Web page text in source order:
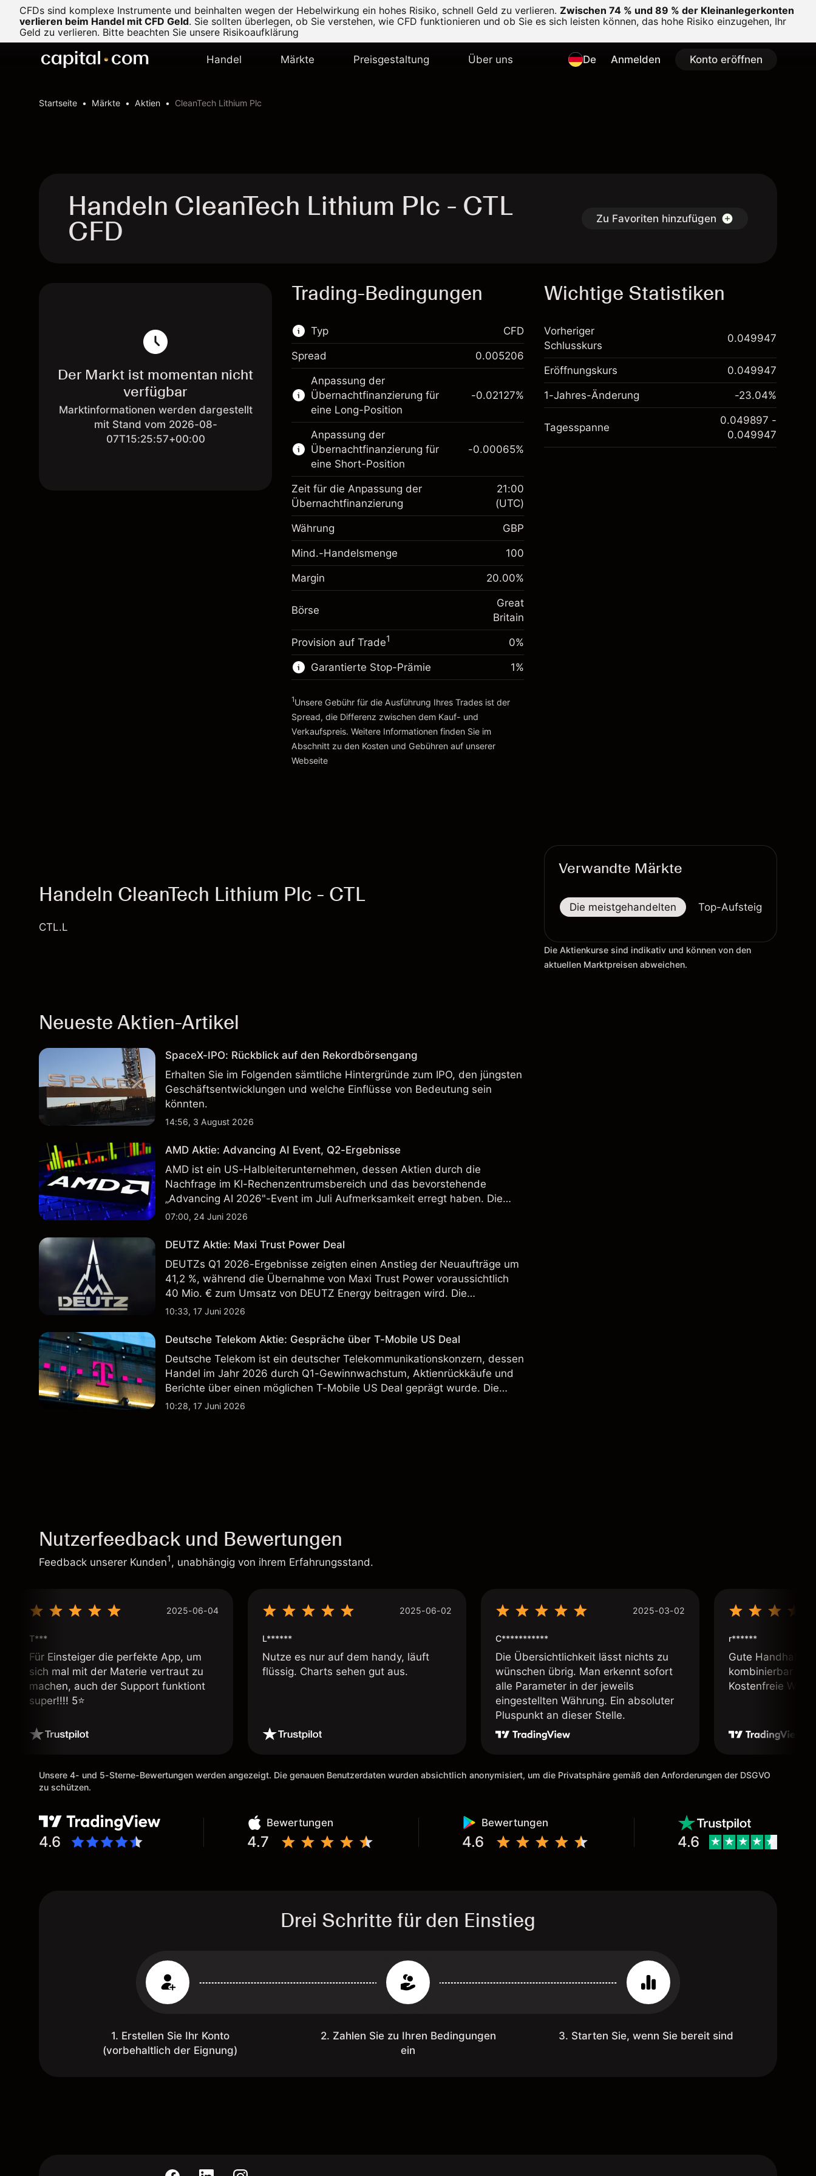
CFDs sind komplexe Instrumente und beinhalten wegen der Hebelwirkung ein hohes Risiko, schnell Geld zu verlieren. Zwischen 74 % und 89 % der Kleinanlegerkonten
verlieren beim Handel mit CFD Geld. Sie sollten überlegen, ob Sie verstehen, wie CFD funktionieren und ob Sie es sich leisten können, das hohe Risiko einzugehen, Ihr
Geld zu verlieren. Bitte beachten Sie unsere Risikoaufklärung
Handel Märkte Preisgestaltung Über uns De Anmelden Konto eröffnen
Startseite Märkte Aktien CleanTech Lithium Plc
Handeln CleanTech Lithium Plc - CTL
CFD Zu Favoriten hinzufügen
Der Markt ist momentan nicht
verfügbar
Marktinformationen werden dargestellt
mit Stand vom 2026-08-
07T15:25:57+00:00
Trading-Bedingungen
Typ
Dieser Finanzmarkt steht für das CFD-Trading
zur Verfügung.
Erfahren Sie mehr über:
CFDs
CFD
Spread 0.005206
Anpassung der
Übernachtfinanzierung für
eine Long-Position
Margin. Ihre Investition
£1,000.00
Anpassung der
Übernachtfinanzierung
Gebühren aus fremdfinanzierten
Positionswert
-0.021271
Positionsgröße mit Hebelwirkung ~
£5,000.00
Geld aus Hebelwirkung ~£4,000.00
Zur Plattform
-0.02127%
Anpassung der
Übernachtfinanzierung für
eine Short-Position
Margin. Ihre Investition
£1,000.00
Gebühren aus fremdfinanzierten
Positionswert
-0.000647
(-£0.03)
Positionsgröße mit Hebelwirkung ~
£5,000.00
Geld aus Hebelwirkung ~£4,000.00
Zur Plattform
-0.00065%
Zeit für die Anpassung der
Übernachtfinanzierung
21:00
(UTC)
Währung GBP
Mind.-Handelsmenge 100
Margin 20.00%
Börse
Great
Britain
Provision auf Trade1 0%
Garantierte Stop-Prämie
Kosten und Gebühren
1%
1Unsere Gebühr für die Ausführung Ihres Trades ist der
Spread, die Differenz zwischen dem Kauf- und
Verkaufspreis. Weitere Informationen finden Sie im
Abschnitt zu den Kosten und Gebühren auf unserer
Webseite
Wichtige Statistiken
Vorheriger
Schlusskurs
0.049947
Eröffnungskurs 0.049947
1-Jahres-Änderung -23.04%
Tagesspanne
0.049897 -
0.049947
Handeln CleanTech Lithium Plc - CTL
CTL.L
Neueste Aktien-Artikel
SpaceX-IPO: Rückblick auf den Rekordbörsengang
Erhalten Sie im Folgenden sämtliche Hintergründe zum IPO, den jüngsten
Geschäftsentwicklungen und welche Einflüsse von Bedeutung sein
könnten.
14:56, 3 August 2026
AMD Aktie: Advancing AI Event, Q2-Ergebnisse
AMD ist ein US-Halbleiterunternehmen, dessen Aktien durch die
Nachfrage im KI-Rechenzentrumsbereich und das bevorstehende
„Advancing AI 2026"-Event im Juli Aufmerksamkeit erregt haben. Die
Wertentwicklung in der Vergangenheit ist kein verlässlicher Indikator für
07:00, 24 Juni 2026
DEUTZ Aktie: Maxi Trust Power Deal
DEUTZs Q1 2026-Ergebnisse zeigten einen Anstieg der Neuaufträge um
41,2 %, während die Übernahme von Maxi Trust Power voraussichtlich
40 Mio. € zum Umsatz von DEUTZ Energy beitragen wird. Die
Wertentwicklung in der Vergangenheit ist kein verlässlicher Indikator für
10:33, 17 Juni 2026
Deutsche Telekom Aktie: Gespräche über T-Mobile US Deal
Deutsche Telekom ist ein deutscher Telekommunikationskonzern, dessen
Handel im Jahr 2026 durch Q1-Gewinnwachstum, Aktienrückkäufe und
Berichte über einen möglichen T-Mobile US Deal geprägt wurde. Die
Wertentwicklung in der Vergangenheit ist kein verlässlicher Indikator für
10:28, 17 Juni 2026
Verwandte Märkte
Die meistgehandelten Top-Aufsteiger
Die Aktienkurse sind indikativ und können von den
aktuellen Marktpreisen abweichen.
Nutzerfeedback und Bewertungen
Feedback unserer Kunden1, unabhängig von ihrem Erfahrungsstand.
2025-06-04
T***
Für Einsteiger die perfekte App, um
sich mal mit der Materie vertraut zu
machen, auch der Support funktiont
super!!!! 5⭐️
2025-06-02
L******
Nutze es nur auf dem handy, läuft
flüssig. Charts sehen gut aus.
2025-03-02
C***********
Die Übersichtlichkeit lässt nichts zu
wünschen übrig. Man erkennt sofort
alle Parameter in der jeweils
eingestellten Währung. Ein absoluter
Pluspunkt an dieser Stelle.
r******
Gute
kombinierbar
Kostenfreie
Unsere 4- und 5-Sterne-Bewertungen werden angezeigt. Die genauen Benutzerdaten wurden absichtlich anonymisiert, um die Privatsphäre gemäß den Anforderungen der DSGVO
zu schützen.
4.6
Bewertungen
4.7
Bewertungen
4.6 4.6
Drei Schritte für den Einstieg
1. Erstellen Sie Ihr Konto
(vorbehaltlich der Eignung)
2. Zahlen Sie zu Ihren Bedingungen
ein
3. Starten Sie, wenn Sie bereit sind